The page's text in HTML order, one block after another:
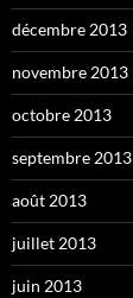
décembre 2013
novembre 2013
octobre 2013
septembre 2013
août 2013
juillet 2013
juin 2013